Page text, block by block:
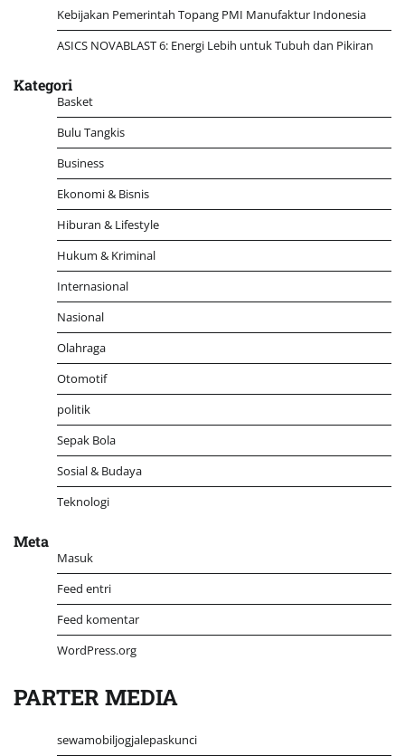
Kebijakan Pemerintah Topang PMI Manufaktur Indonesia
ASICS NOVABLAST 6: Energi Lebih untuk Tubuh dan Pikiran
Kategori
Basket
Bulu Tangkis
Business
Ekonomi & Bisnis
Hiburan & Lifestyle
Hukum & Kriminal
Internasional
Nasional
Olahraga
Otomotif
politik
Sepak Bola
Sosial & Budaya
Teknologi
Meta
Masuk
Feed entri
Feed komentar
WordPress.org
PARTER MEDIA
sewamobiljogjalepaskunci